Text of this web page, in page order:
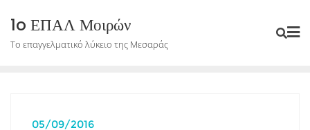
content
1o ΕΠΑΛ Μοιρών
Το επαγγελματικό λύκειο της Μεσαράς
05/09/2016